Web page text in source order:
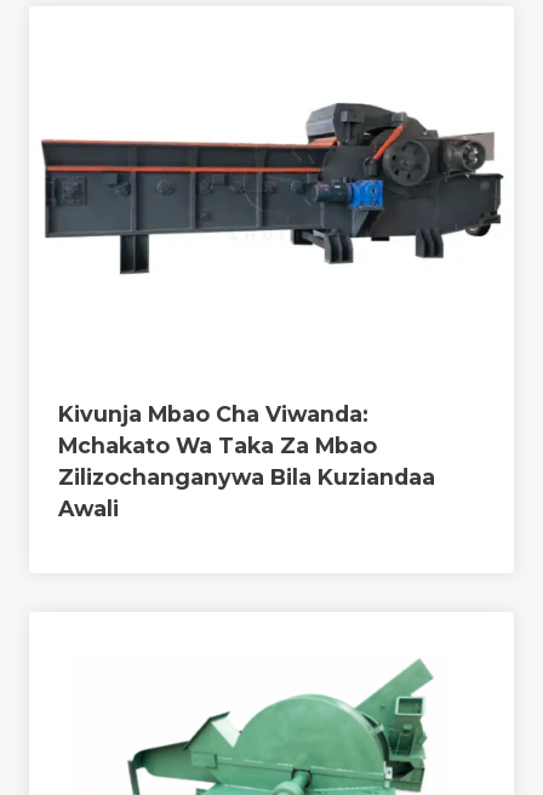
Kivunja Mbao Cha Viwanda:
Mchakato Wa Taka Za Mbao
Zilizochanganywa Bila Kuziandaa
Awali